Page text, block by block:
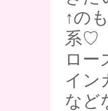
↑の
系♡
ロー
イン
など